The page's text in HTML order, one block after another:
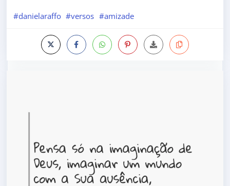
#danielaraffo #versos #amizade